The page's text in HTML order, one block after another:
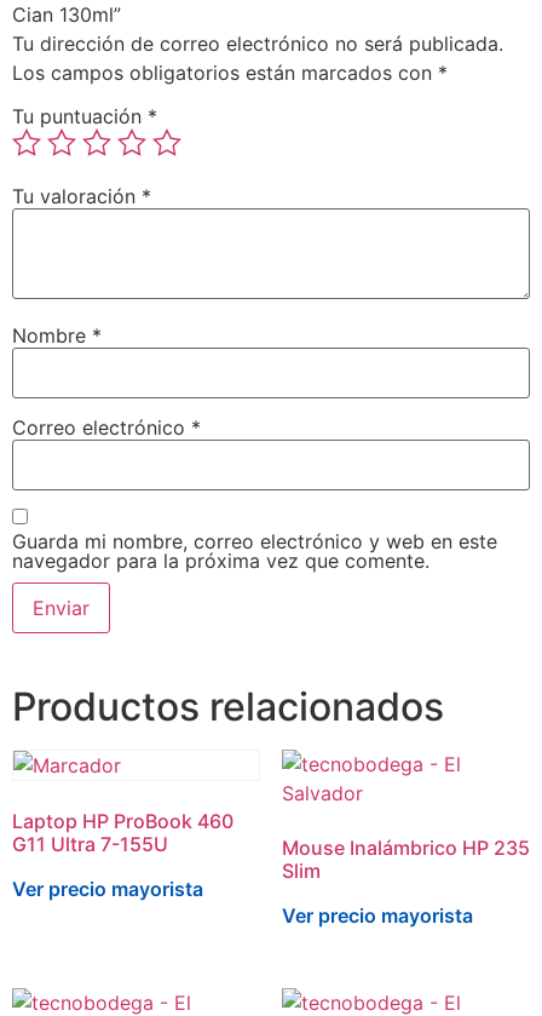
Cian 130ml”
Tu dirección de correo electrónico no será publicada.
Los campos obligatorios están marcados con *
Tu puntuación *
Tu valoración *
Nombre *
Correo electrónico *
Guarda mi nombre, correo electrónico y web en este
navegador para la próxima vez que comente.
Productos relacionados
Laptop HP ProBook 460
G11 Ultra 7-155U
Ver precio mayorista
Mouse Inalámbrico HP 235
Slim
Ver precio mayorista